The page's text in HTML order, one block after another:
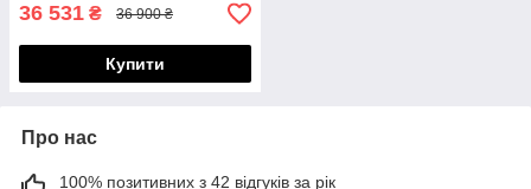
36 531 ₴ 36 900 ₴
Купити
Про нас
100% позитивних з 42 відгуків за рік